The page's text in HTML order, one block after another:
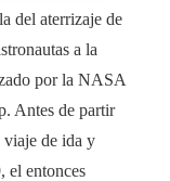
del aterrizaje de
a la
por la NASA
Antes de partir
viaje de ida y
el entonces